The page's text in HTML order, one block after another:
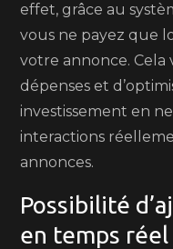
effet, grâce au
vous ne payez que
votre annonce.
dépenses et
investissement en
interactions
annonces.
Possibilité
en temps